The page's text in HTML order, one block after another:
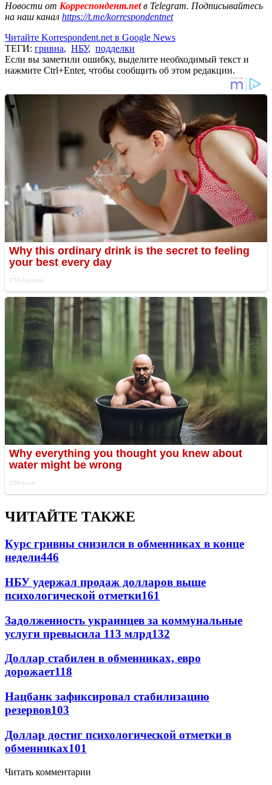
Новости от Корреспондент.netв Telegram. Подписывайтесь
на наш канал https://t.me/korrespondentnet
Читайте Korrespondent.net в Google News
ТЕГИ: гривна, НБУ, подделки
Если вы заметили ошибку, выделите необходимый текст и
нажмите Ctrl+Enter, чтобы сообщить об этом редакции.
ЧИТАЙТЕ ТАКЖЕ
Курс гривны снизился в обменниках в конце
недели446
НБУ удержал продаж долларов выше
психологической отметки161
Задолженность украинцев за коммунальные
услуги превысила 113 млрд132
Доллар стабилен в обменниках, евро
дорожает118
Нацбанк зафиксировал стабилизацию
резервов103
Доллар достиг психологической отметки в
обменниках101
Читать комментарии